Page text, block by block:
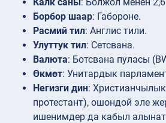
Борбор шаар: Габороне.
Расмий тил: Англис тили.
Улуттук тил: Сетсвана.
Валюта: Ботсвана пуласы
Өкмөт: Унитардык
Негизги дин: Христианчылык
протестант), ошондой эле
ишенимдер да кабыл